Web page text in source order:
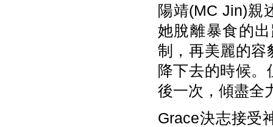
陽靖(MC Jin)親
她脫離暴食的
制，再美麗的容
降下去的時候
後一次，傾盡全
Grace決志接受